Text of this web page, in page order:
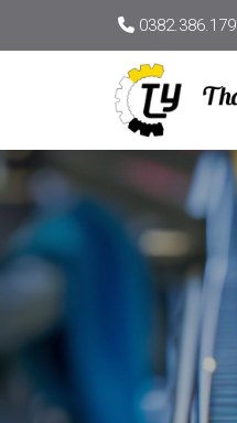
0382.386.179